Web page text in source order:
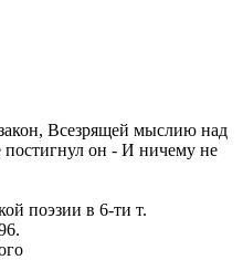
Всезрящей мыслию над
он - И ничему не
поэзии в 6-ти т.